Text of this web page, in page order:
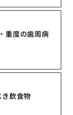
重度の歯周病
飲食物